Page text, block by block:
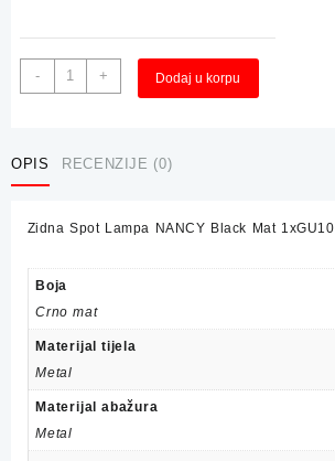
-
Zidna
Spot
Black
količina
+ Dodaj u korpu
OPIS RECENZIJE (0)
Zidna Spot Lampa NANCY Black Mat 1xGU10
Boja
Crno mat
Materijal tijela
Metal
Materijal abažura
Metal